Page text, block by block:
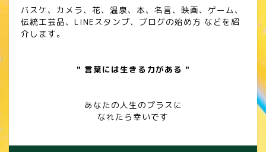
バスケ、カメラ、花、温泉、本、名言、映画、ゲーム、
伝統工芸品、LINEスタンプ、ブログの始め方 などを紹
介します。
" 言葉には生きる力がある "
あなたの人生のプラスに
なれたら幸いです